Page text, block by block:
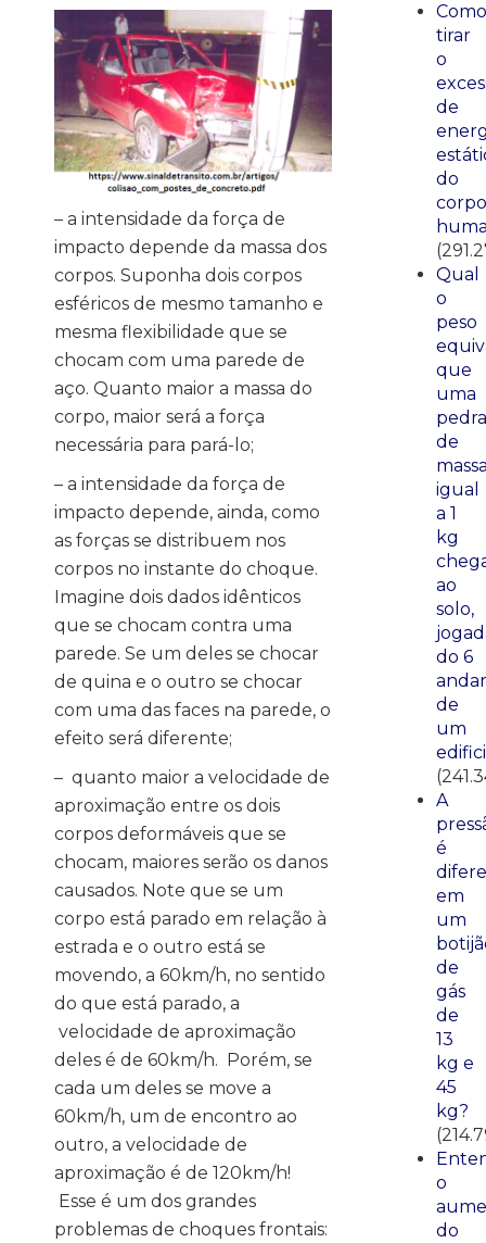
– a intensidade da força de
impacto depende da massa dos
corpos. Suponha dois corpos
esféricos de mesmo tamanho e
mesma flexibilidade que se
chocam com uma parede de
aço. Quanto maior a massa do
corpo, maior será a força
necessária para pará-lo;
– a intensidade da força de
impacto depende, ainda, como
as forças se distribuem nos
corpos no instante do choque.
Imagine dois dados idênticos
que se chocam contra uma
parede. Se um deles se chocar
de quina e o outro se chocar
com uma das faces na parede, o
efeito será diferente;
– quanto maior a velocidade de
aproximação entre os dois
corpos deformáveis que se
chocam, maiores serão os danos
causados. Note que se um
corpo está parado em relação à
estrada e o outro está se
movendo, a 60km/h, no sentido
do que está parado, a
velocidade de aproximação
deles é de 60km/h. Porém, se
cada um deles se move a
60km/h, um de encontro ao
outro, a velocidade de
aproximação é de 120km/h!
Esse é um dos grandes
problemas de choques frontais:
Como
tirar
o
de
do
corpo
Qual
o
peso
que
uma
pedra
de
igual
a 1
kg
ao
solo,
do 6
andar
de
um
A
é
em
um
de
gás
de
13
kg e
45
kg?
o
do